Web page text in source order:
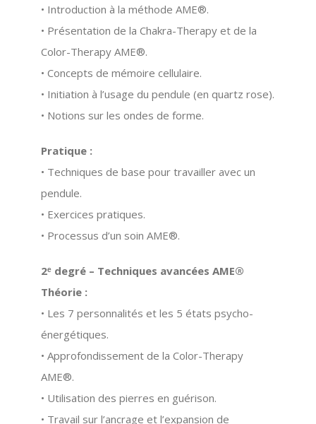
• Introduction à la méthode AME®.
• Présentation de laChakra-Therapy et de la
Color-Therapy AME®.
• Concepts de mémoire cellulaire.
• Initiation à l’usage du pendule (en quartz rose).
• Notions sur les ondes de forme.
Pratique :
• Techniques de base pour travailler avec un
pendule.
• Exercices pratiques.
• Processus d’un soin AME®.
2ᵉ degré – Techniques avancées AME®
Théorie :
• Les 7 personnalités et les 5 états psycho-
énergétiques.
• Approfondissement de laColor-Therapy
AME®.
• Utilisation des pierres en guérison.
• Travail sur l’ancrage et l’expansion de